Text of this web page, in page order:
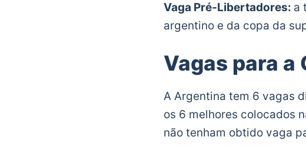
Vaga Pré-Libertadores: a
argentino e da copa da
Vagas para a
A Argentina tem 6 vagas
os 6 melhores colocados
não tenham obtido vaga